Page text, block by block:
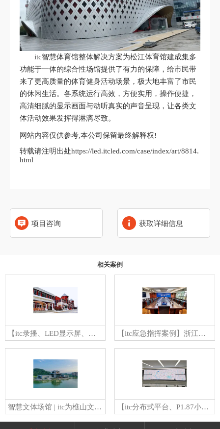
itc智慧体育馆整体解决方案为松江体育馆建成集多
功能于一体的综合性场馆提供了有力的保障，给市民带
来了更高质量的体育健身活动场景，极大地丰富了市民
的休闲生活。各系统运行高效，方便实用，操作便捷，
高清细腻的显示画面与动听真实的声音呈现，让各类文
体活动效果发挥得淋漓尽致。
网站内容仅供参考,本公司保留最终解释权!
转载请注明出处https://led.itcled.com/case/index/art/8814.
html
项目咨询 获取详细信息
相关案例
【itc录播、LED显示屏、舞台灯光、会议扩声案例】湖北大冶市尹家湖幼儿园 【itc应急指挥案例】浙江某应急管理局
智慧文体场馆 | itc为樵山文化中心打造一站式智慧解决方案！ 【itc分布式平台、P1.87小间距LED屏、扩声系统案例】广东某水务局